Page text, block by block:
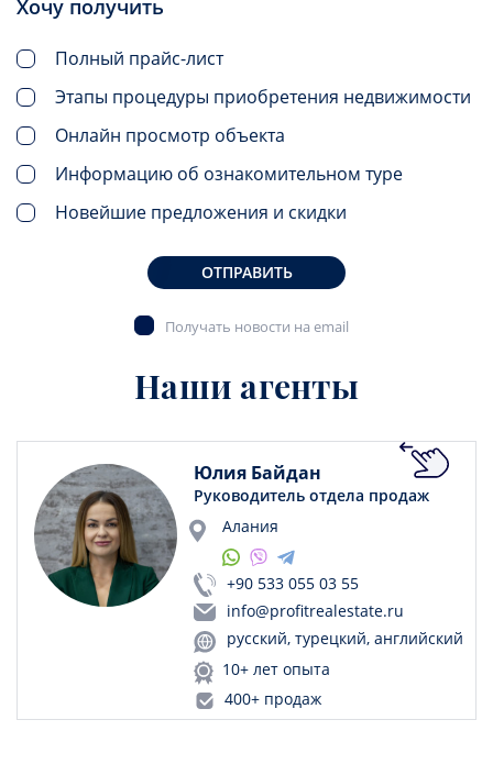
Хочу получить
Полный прайс-лист
Этапы процедуры приобретения недвижимости
Онлайн просмотр объекта
Информацию об ознакомительном туре
Новейшие предложения и скидки
ОТПРАВИТЬ
Получать новости на email
Наши агенты
Юлия Байдан
Руководитель отдела продаж
Алания
+90 533 055 03 55
info@profitrealestate.ru
русский, турецкий, английский
10+ лет опыта
400+ продаж